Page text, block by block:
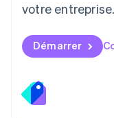
votre entreprise.
Démarrer
EspañolEnglish
English
Nouvelle-
Pays-Bas
Nederlands